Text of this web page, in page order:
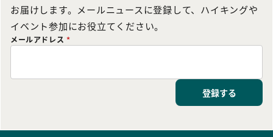
お届けします。メールニュースに登録して、ハイキングや
イベント参加にお役立てください。
メールアドレス *
登録する